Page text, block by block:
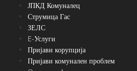
ЈПКД Комуналец
Струмица Гас
ЗЕЛС
E-Услуги
Пријави корупција
Пријави комунален проблем